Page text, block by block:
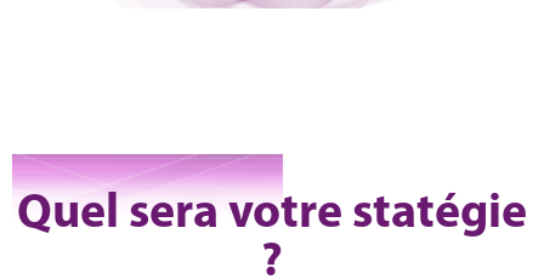
Quel sera votre statégie
?